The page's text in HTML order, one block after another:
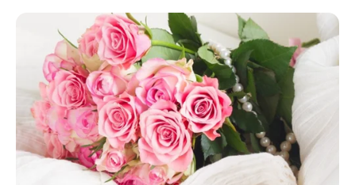
Bornholms Regionskommune vil som
udgangspunkt tilbyde kommunegaranti til
opførelse af andelsboliger, men det har
ikke sat fart på byggeriet.
Kommunen arbejder aktivt med at skabe et
større lejeboligmarked, og sekundært et